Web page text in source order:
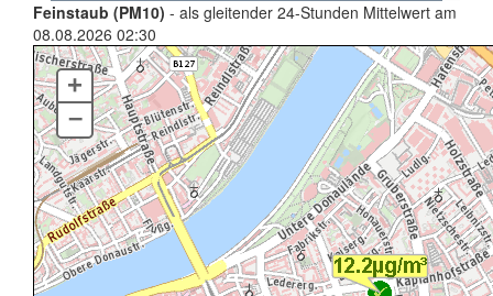
Feinstaub (PM10) - als gleitender 24-Stunden Mittelwert am
08.08.2026 02:30
+
–